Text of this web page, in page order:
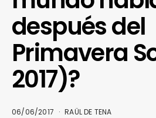
después del
Primavera
2017)?
06/06/2017 RAÜL DE TENA